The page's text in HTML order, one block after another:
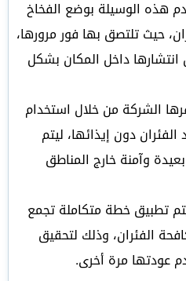
هذه الوسيلة بوضع الفخاخ
حيث تلتصق بها فور مرورها،
داخل المكان بشكل
الشركة من خلال استخدام
دون إيذائها، ليتم
وآمنة خارج المناطق
تطبيق خطة متكاملة تجمع
الفئران، وذلك لتحقيق
عودتها مرة أخرى.